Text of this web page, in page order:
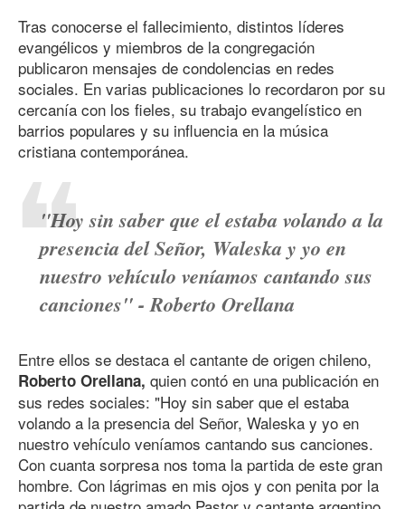
Tras conocerse el fallecimiento, distintos líderes
evangélicos y miembros de la congregación
publicaron mensajes de condolencias en redes
sociales. En varias publicaciones lo recordaron por su
cercanía con los fieles, su trabajo evangelístico en
barrios populares y su influencia en la música
cristiana contemporánea.
"Hoy sin saber que el estaba volando a la
presencia del Señor, Waleska y yo en
nuestro vehículo veníamos cantando sus
canciones" - Roberto Orellana
Entre ellos se destaca el cantante de origen chileno,
Roberto Orellana, quien contó en una publicación en
sus redes sociales: "Hoy sin saber que el estaba
volando a la presencia del Señor, Waleska y yo en
nuestro vehículo veníamos cantando sus canciones.
Con cuanta sorpresa nos toma la partida de este gran
hombre. Con lágrimas en mis ojos y con penita por la